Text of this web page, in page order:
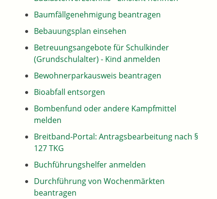
Baumfällgenehmigung beantragen
Bebauungsplan einsehen
Betreuungsangebote für Schulkinder
(Grundschulalter) - Kind anmelden
Bewohnerparkausweis beantragen
Bioabfall entsorgen
Bombenfund oder andere Kampfmittel
melden
Breitband-Portal: Antragsbearbeitung nach §
127 TKG
Buchführungshelfer anmelden
Durchführung von Wochenmärkten
beantragen